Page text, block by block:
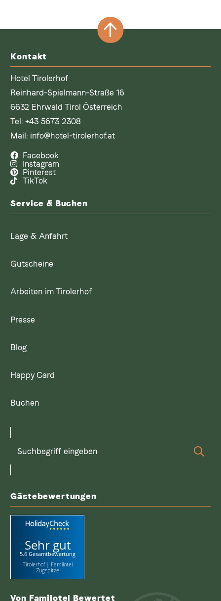
Kontakt
Hotel Tirolerhof
Reinhard-Spielmann-Straße 16
6632 Ehrwald Tirol Österreich
Tel:+43 5673 2308
Mail: info@hotel-tirolerhof.at
Facebook
Instagram
Pinterest
TikTok
Service & Buchen
Lage & Anfahrt
Gutscheine
Arbeiten im Tirolerhof
Presse
Blog
Happy Card
Buchen
Suchbegriff
Gästebewertungen
Sehr gut
5.6 Gesamtbewertung
Tirolerhof | Familotel
Zugspitze
Von Familotel Bewertet